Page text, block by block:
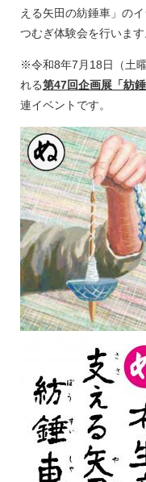
える矢田の紡錘車」の
つむぎ体験会を行います
※令和8年7月18日（土
れる第47回企画展「紡
連イベントです。